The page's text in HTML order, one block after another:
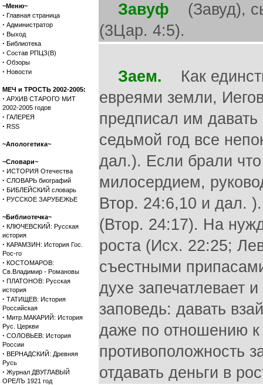
~Меню~
· Главная страница
· Администратор
· Выход
· Библиотека
· Состав РПЦЗ(В)
· Обзоры
· Новости
МЕЧ и ТРОСТЬ 2002-2005:
· АРХИВ СТАРОГО МИТ
2002-2005 годов
· ГАЛЕРЕЯ
· RSS
~Апологетика~
~Словари~
· ИСТОРИЯ Отечества
· СЛОВАРЬ биографий
· БИБЛЕЙСКИЙ словарь
· РУССКОЕ ЗАРУБЕЖЬЕ
~Библиотечка~
· КЛЮЧЕВСКИЙ: Русская
история
· КАРАМЗИН: История Гос.
Рос-го
· КОСТОМАРОВ:
Св.Владимир - Романовы
· ПЛАТОНОВ: Русская
история
· ТАТИЩЕВ: История
Российская
· Митр.МАКАРИЙ: История
Рус. Церкви
· СОЛОВЬЕВ: История
России
· ВЕРНАДСКИЙ: Древняя
Русь
· Журнал ДВУГЛАВЫЙ
ОРЕЛЪ 1921 год
Завуф (Завуд),
(3Цар. 4:5).
Заем. Как
евреями земли,
предписал им
седьмой год все
дал.). Если брали
милосердием,
Втор. 24:6,10 и дал.
(Втор. 24:17). На
роста (Исх. 22:25;
съестными
духе запечатлевает
заповедь: давать
даже по отношению
противоположность
отдавать деньги в